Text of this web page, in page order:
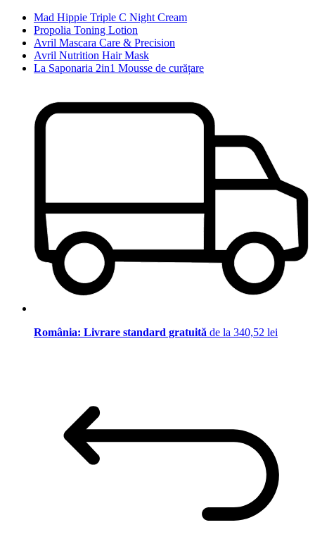
Mad Hippie Triple C Night Cream
Propolia Toning Lotion
Avril Mascara Care & Precision
Avril Nutrition Hair Mask
La Saponaria 2in1 Mousse de curățare
România: Livrare standard gratuită de la 340,52 lei